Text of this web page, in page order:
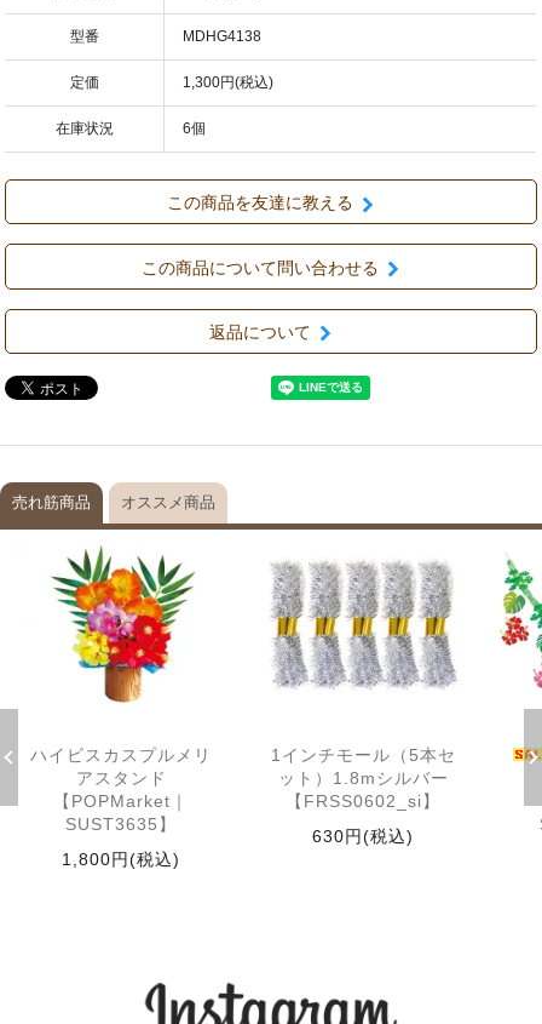
型番 MDHG4138
定価 1,300円(税込)
在庫状況 6個
この商品を友達に教える
この商品について問い合わせる
返品について
売れ筋商品 オススメ商品
ハイビスカスプルメリ
アスタンド
【POPMarket｜
SUST3635】
1,800円(税込)
1インチモール（5本セ
ット）1.8mシルバー
【FRSS0602_si】
630円(税込)